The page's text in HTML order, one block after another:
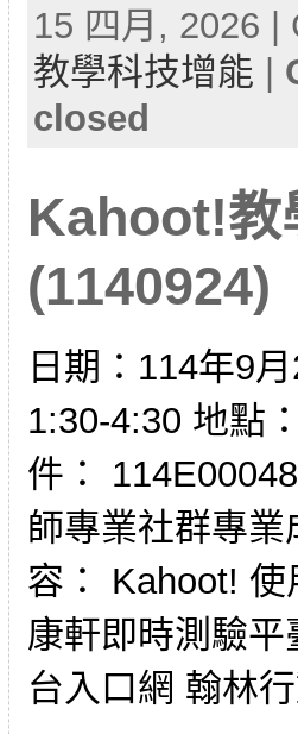
15 四月, 2026
教學科技增能
closed
Kahoot!教
(1140924)
日期：114年9
1:30-4:30 地點
件：
師專業社群專
容： Kahoot!
康軒即時測驗
台入口網 翰林